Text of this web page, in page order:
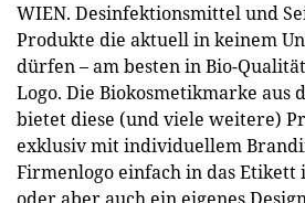
WIEN. Desinfektionsmittel und
Produkte die aktuell in keinem
dürfen – am besten in Bio-
Logo. Die Biokosmetikmarke aus
bietet diese (und viele weitere)
exklusiv mit individuellem
Firmenlogo einfach in das